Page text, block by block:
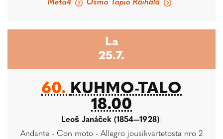
Meta4
Osmo Tapio Räihälä
La
25.7.
60. KUHMO-TALO
18.00
Leoš Janáček (1854—1928):
Andante - Con moto - Allegro jousikvartetosta nro 2